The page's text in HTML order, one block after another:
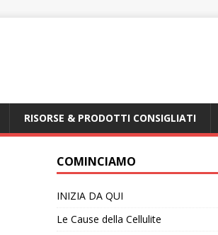
RISORSE & PRODOTTI CONSIGLIATI
COMINCIAMO
INIZIA DA QUI
Le Cause della Cellulite